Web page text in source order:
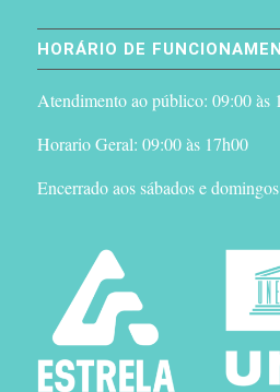
HORÁRIO DE
Atendimento ao público: 09:00 às
Horario Geral: 09:00 às 17h00
Encerrado aos sábados e domingos